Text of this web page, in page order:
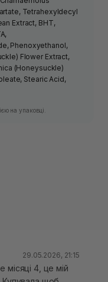
Tetrahexyldecyl
Extract, BHT,
Phenoxyethanol,
Flower Extract,
(Honeysuckle)
Stearic Acid,
на упаковці.
29.05.2026, 21:15
4, це мій